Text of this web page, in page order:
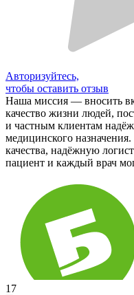
Авторизуйтесь,
чтобы оставить отзыв
Наша миссия — вносить
качество жизни людей,
и частным клиентам
медицинского
качества, надёжную
пациент и каждый врач
17